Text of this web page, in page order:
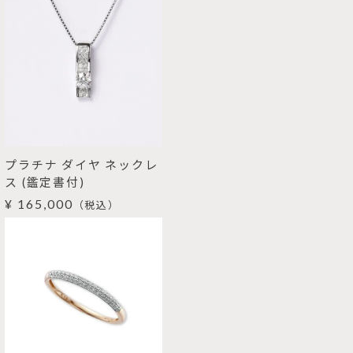
プラチナ ダイヤ ネックレ
ス (鑑定書付)
¥ 165,000 （税込）